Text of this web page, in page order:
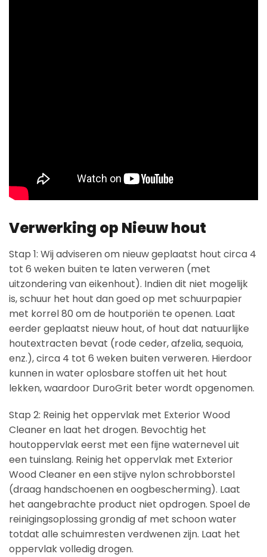
Verwerking op Nieuw hout
Stap 1: Wij adviseren om nieuw geplaatst hout circa 4
tot 6 weken buiten te laten verweren (met
uitzondering van eikenhout). Indien dit niet mogelijk
is, schuur het hout dan goed op met schuurpapier
met korrel 80 om de houtporiën te openen. Laat
eerder geplaatst nieuw hout, of hout dat natuurlijke
houtextracten bevat (rode ceder, afzelia, sequoia,
enz.), circa 4 tot 6 weken buiten verweren. Hierdoor
kunnen in water oplosbare stoffen uit het hout
lekken, waardoor DuroGrit beter wordt opgenomen.
Stap 2: Reinig het oppervlak met Exterior Wood
Cleaner en laat het drogen. Bevochtig het
houtoppervlak eerst met een fijne waternevel uit
een tuinslang. Reinig het oppervlak met Exterior
Wood Cleaner en een stijve nylon schrobborstel
(draag handschoenen en oogbescherming). Laat
het aangebrachte product niet opdrogen. Spoel de
reinigingsoplossing grondig af met schoon water
totdat alle schuimresten verdwenen zijn. Laat het
oppervlak volledig drogen.